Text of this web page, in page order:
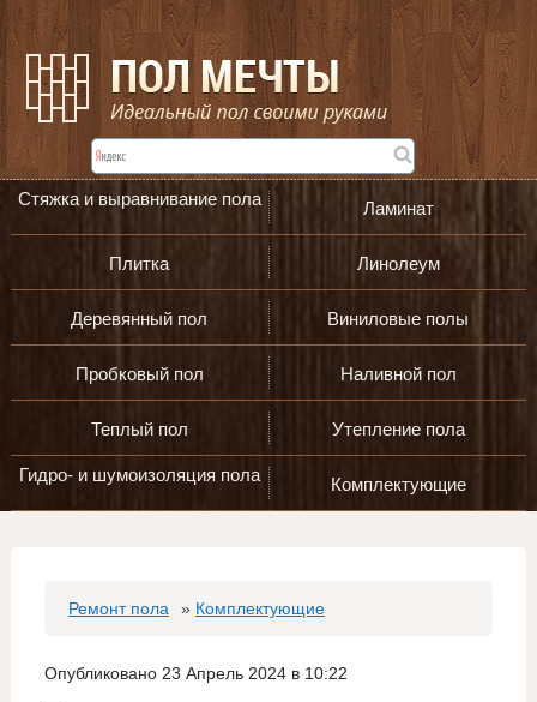
Стяжка и выравнивание пола Ламинат
Плитка Линолеум
Деревянный пол Виниловые полы
Пробковый пол Наливной пол
Теплый пол Утепление пола
Гидро- и шумоизоляция пола Комплектующие
Ремонт пола » Комплектующие
Опубликовано 23 Апрель 2024 в 10:22